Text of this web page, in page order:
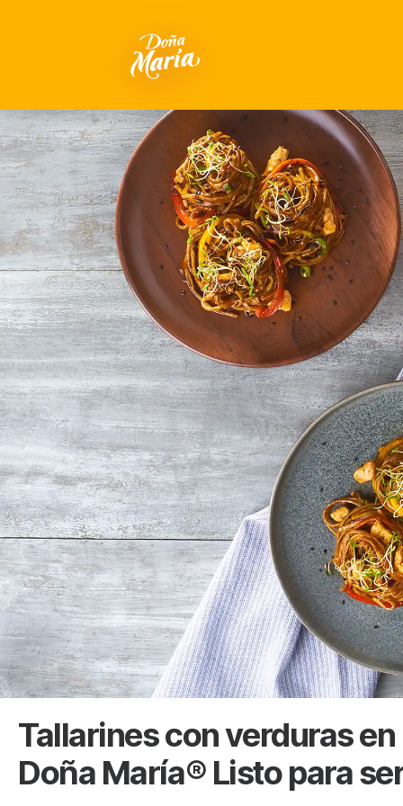
Tallarines con verduras en
Doña María® Listo para